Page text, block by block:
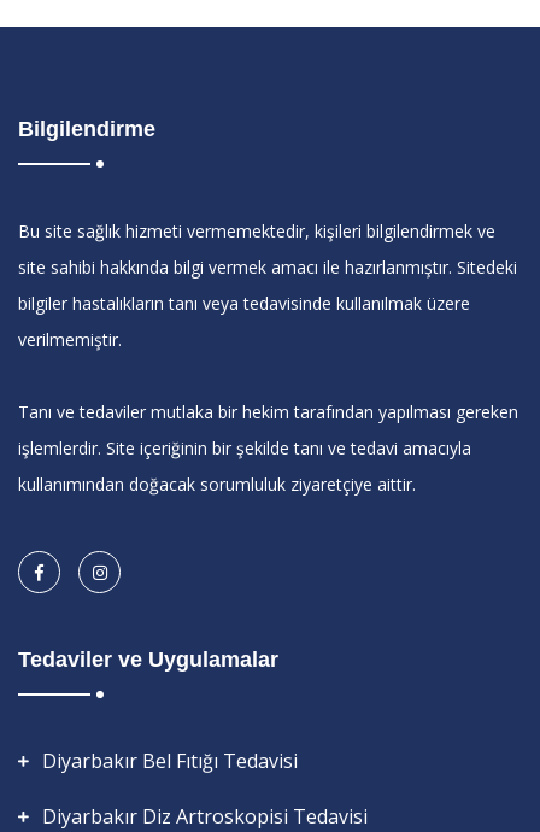
Bilgilendirme
Bu site sağlık hizmeti vermemektedir, kişileri bilgilendirmek ve
site sahibi hakkında bilgi vermek amacı ile hazırlanmıştır. Sitedeki
bilgiler hastalıkların tanı veya tedavisinde kullanılmak üzere
verilmemiştir.
Tanı ve tedaviler mutlaka bir hekim tarafından yapılması gereken
işlemlerdir. Site içeriğinin bir şekilde tanı ve tedavi amacıyla
kullanımından doğacak sorumluluk ziyaretçiye aittir.
Tedaviler ve Uygulamalar
Diyarbakır Bel Fıtığı Tedavisi
Diyarbakır Diz Artroskopisi Tedavisi